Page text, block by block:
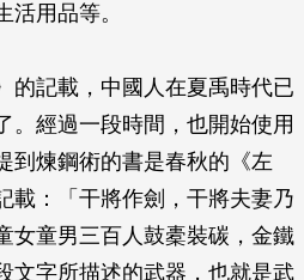
活用品等。
的記載，中國人在夏禹時代已
。經過一段時間，也開始使用
到煉鋼術的書是春秋的《左
載：「干將作劍，干將夫妻乃
女童男三百人鼓橐裝碳，金鐵
文字所描述的武器，也就是武